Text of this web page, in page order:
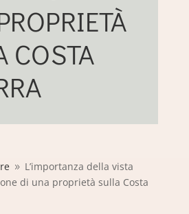
COSTA
9 L’importanza della vista
di una proprietà sulla Costa